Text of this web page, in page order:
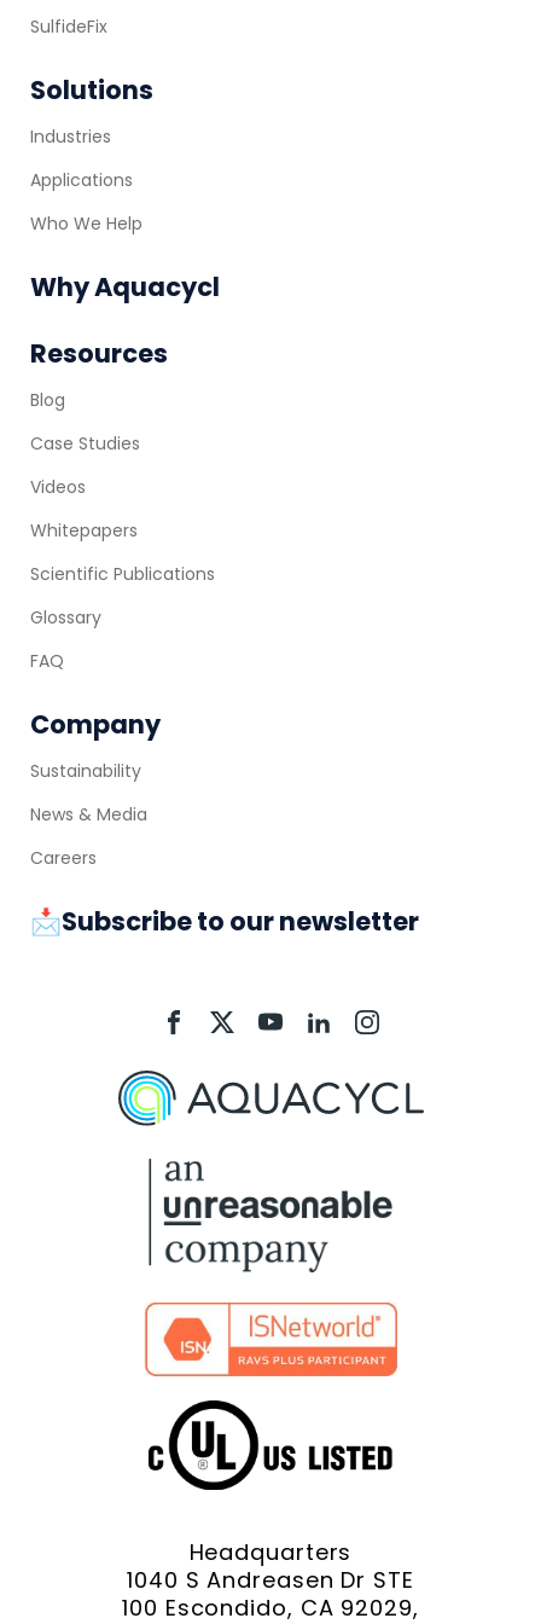
SulfideFix
Solutions
Industries
Applications
Who We Help
Why Aquacycl
Resources
Blog
Case Studies
Videos
Whitepapers
Scientific Publications
Glossary
FAQ
Company
Sustainability
News & Media
Careers
📩Subscribe to our newsletter
Aquacycl
On
Aquacycl
On
Aquacycl
On
Aquacycl
On
Aquacycl
On
Headquarters
1040 S Andreasen Dr STE
100 Escondido, CA 92029,